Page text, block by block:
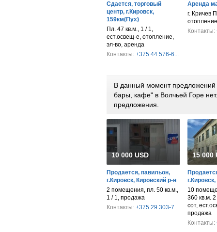
Сдается, торговый
центр, г.Кировск,
159км(Пух)
Пл. 47 кв.м., 1 / 1,
ест.освещ-е, отопление,
эл-во, аренда
Контакты: +375 44 576-6...
Аренда
г. Кричев
Контакты:
В данный момент
бары, кафе" в Волчьей Горе
предложения.
10 000 USD
Продается, павильон,
г.Кировск, Кировский р-н
2 помещения, пл. 50 кв.м.,
1 / 1, продажа
Контакты: +375 29 303-7...
15 000
г.Кировск,
10
360 кв.м.
сот,
продажа
Контакты: